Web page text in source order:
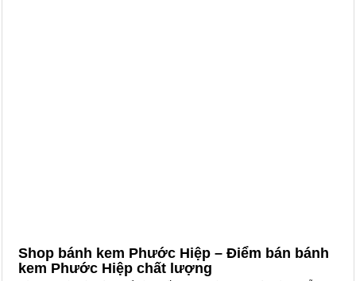
Shop bánh kem Phước Hiệp – Điểm bán bánh
kem Phước Hiệp chất lượng